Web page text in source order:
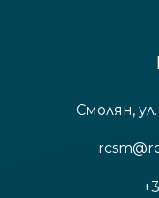
Смолян,